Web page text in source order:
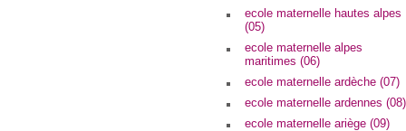
ecole maternelle hautes alpes
(05)
ecole maternelle alpes
maritimes (06)
ecole maternelle ardèche (07)
ecole maternelle ardennes (08)
ecole maternelle ariège (09)